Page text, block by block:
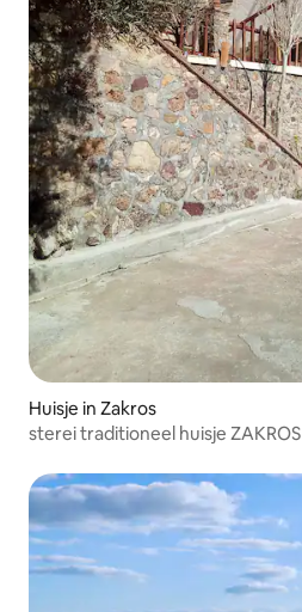
Huisje in Zakros
sterei traditioneel huisje ZAKROS